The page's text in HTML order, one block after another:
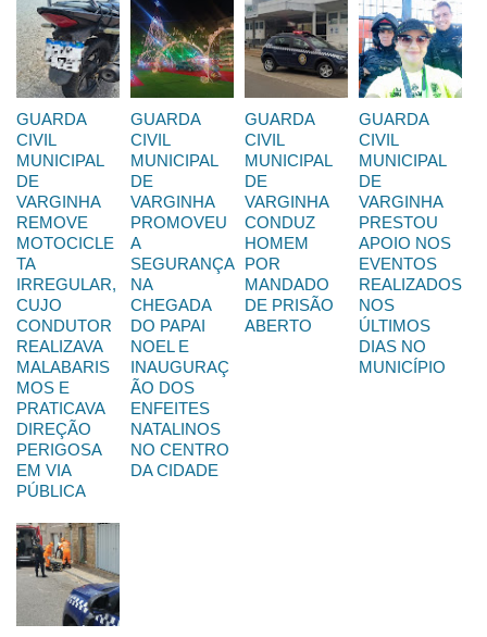
GUARDA
CIVIL
MUNICIPAL
DE
VARGINHA
REMOVE
MOTOCICLE
TA
IRREGULAR,
CUJO
CONDUTOR
REALIZAVA
MALABARIS
MOS E
PRATICAVA
DIREÇÃO
PERIGOSA
EM VIA
PÚBLICA
GUARDA
CIVIL
MUNICIPAL
DE
VARGINHA
PROMOVEU
A
SEGURANÇA
NA
CHEGADA
DO PAPAI
NOEL E
INAUGURAÇ
ÃO DOS
ENFEITES
NATALINOS
NO CENTRO
DA CIDADE
GUARDA
CIVIL
MUNICIPAL
DE
VARGINHA
CONDUZ
HOMEM
POR
MANDADO
DE PRISÃO
ABERTO
GUARDA
CIVIL
MUNICIPAL
DE
VARGINHA
PRESTOU
APOIO NOS
EVENTOS
REALIZADOS
NOS
ÚLTIMOS
DIAS NO
MUNICÍPIO